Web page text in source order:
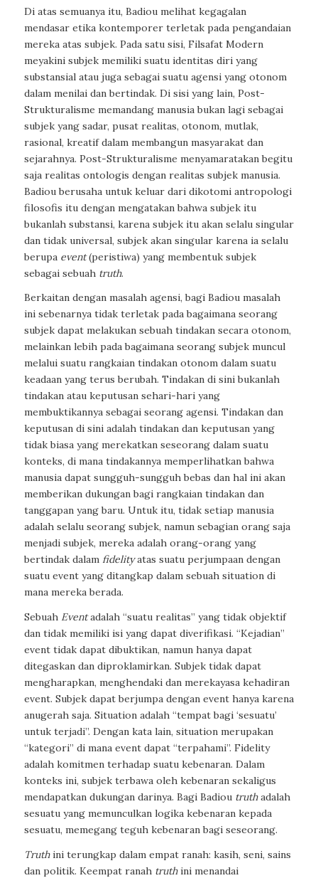
Di atas semuanya itu, Badiou melihat kegagalan
mendasar etika kontemporer terletak pada pengandaian
mereka atas subjek. Pada satu sisi, Filsafat Modern
meyakini subjek memiliki suatu identitas diri yang
substansial atau juga sebagai suatu agensi yang otonom
dalam menilai dan bertindak. Di sisi yang lain, Post-
Strukturalisme memandang manusia bukan lagi sebagai
subjek yang sadar, pusat realitas, otonom, mutlak,
rasional, kreatif dalam membangun masyarakat dan
sejarahnya. Post-Strukturalisme menyamaratakan begitu
saja realitas ontologis dengan realitas subjek manusia.
Badiou berusaha untuk keluar dari dikotomi antropologi
filosofis itu dengan mengatakan bahwa subjek itu
bukanlah substansi, karena subjek itu akan selalu singular
dan tidak universal, subjek akan singular karena ia selalu
berupa event(peristiwa) yang membentuk subjek
sebagai sebuah truth.
Berkaitan dengan masalah agensi, bagi Badiou masalah
ini sebenarnya tidak terletak pada bagaimana seorang
subjek dapat melakukan sebuah tindakan secara otonom,
melainkan lebih pada bagaimana seorang subjek muncul
melalui suatu rangkaian tindakan otonom dalam suatu
keadaan yang terus berubah. Tindakan di sini bukanlah
tindakan atau keputusan sehari-hari yang
membuktikannya sebagai seorang agensi. Tindakan dan
keputusan di sini adalah tindakan dan keputusan yang
tidak biasa yang merekatkan seseorang dalam suatu
konteks, di mana tindakannya memperlihatkan bahwa
manusia dapat sungguh-sungguh bebas dan hal ini akan
memberikan dukungan bagi rangkaian tindakan dan
tanggapan yang baru. Untuk itu, tidak setiap manusia
adalah selalu seorang subjek, namun sebagian orang saja
menjadi subjek, mereka adalah orang-orang yang
bertindak dalam fidelityatas suatu perjumpaan dengan
suatu event yang ditangkap dalam sebuah situation di
mana mereka berada.
SebuahEventadalah “suatu realitas” yang tidak objektif
dan tidak memiliki isi yang dapat diverifikasi. “Kejadian”
event tidak dapat dibuktikan, namun hanya dapat
ditegaskan dan diproklamirkan. Subjek tidak dapat
mengharapkan, menghendaki dan merekayasa kehadiran
event. Subjek dapat berjumpa dengan event hanya karena
anugerah saja. Situation adalah “tempat bagi ‘sesuatu’
untuk terjadi”. Dengan kata lain, situation merupakan
“kategori” di mana event dapat “terpahami”. Fidelity
adalah komitmen terhadap suatu kebenaran. Dalam
konteks ini, subjek terbawa oleh kebenaran sekaligus
mendapatkan dukungan darinya. Bagi Badiou truthadalah
sesuatu yang memunculkan logika kebenaran kepada
sesuatu, memegang teguh kebenaran bagi seseorang.
Truthini terungkap dalam empat ranah: kasih, seni, sains
dan politik. Keempat ranah truthini menandai